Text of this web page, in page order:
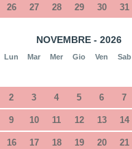
26 27 28 29 30 31
NOVEMBRE - 2026
Lun Mar Mer Gio Ven Sab
2 3 4 5 6 7
9 10 11 12 13 14
16 17 18 19 20 21